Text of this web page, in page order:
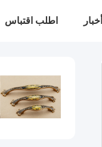
أخبار اطلب اقتباس